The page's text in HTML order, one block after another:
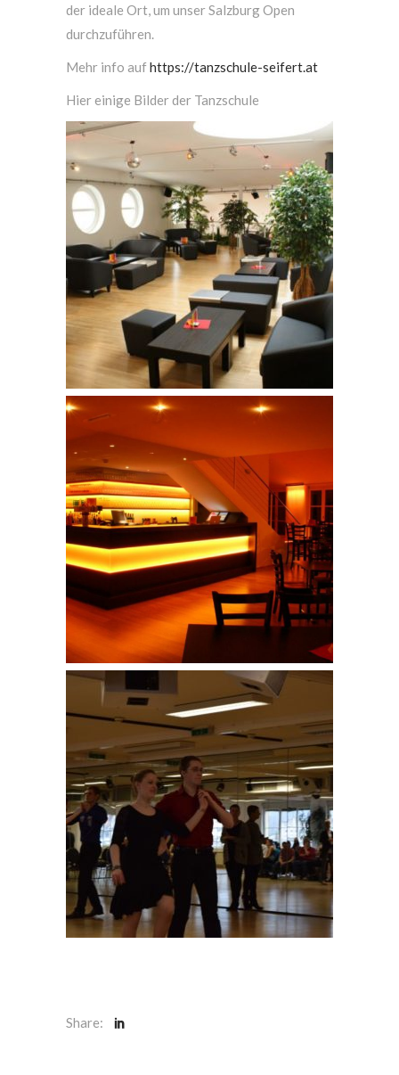
der ideale Ort, um unser Salzburg Open
durchzuführen.
Mehr info auf https://tanzschule-seifert.at
Hier einige Bilder der Tanzschule
Share: